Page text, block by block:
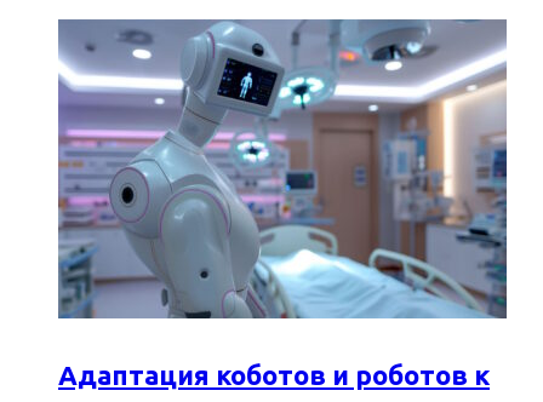
Адаптация коботов и роботов к